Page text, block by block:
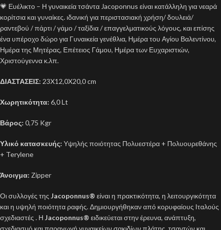
💗 Ευέλικτο – Η γυναικεία τσάντα Jacoponnus είναι κατάλληλη για νεαρά
κορίτσια και γυναίκες. ιδανική για περιστασιακή χρήση/ δουλειά/
ραντεβού / πάρτι / γάμο / ταξίδια / επαγγελματικούς λόγους, και επίσης
ένα υπέροχο δώρο για Γυναικεία γενέθλια, Ημέρα του Αγίου Βαλεντίνου,
Ημέρα της Μητέρας, Επέτειος Γάμου, Ημέρα των Ευχαριστιών,
Χριστούγεννα κ.λπ.
ΔΙΑΣΤΑΣΕΙΣ: 23X12,0X20,0 cm
Χωρητικότητα: 6,0 Lt
Βάρος: 0,75 Kgr
Υλικό κατασκευής: Υψηλής ποιότητας Πολυεστέρα + Πολυουρεθάνης
+ Terylene
Άνοιγμα: Zipper
Οι συλλογές της Jacoponnus® είναι η πρακτικότητα, η λειτουργικότητα
και η υψηλή ποιότητα ραφής. Δημιουργήθηκαν από κορυφαίους Ιταλούς
σχεδιαστές . Η Jacoponnus® ειδικεύεται στην έρευνα, ανάπτυξη,
σχεδιασμό και παραγωγή γυναικείων σακιδίων πλάτης, τσαντών και